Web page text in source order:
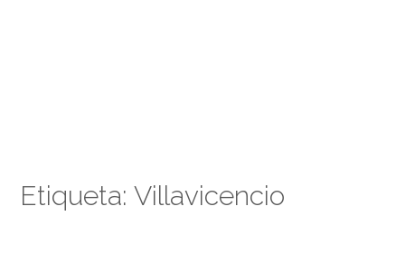
Etiqueta: Villavicencio